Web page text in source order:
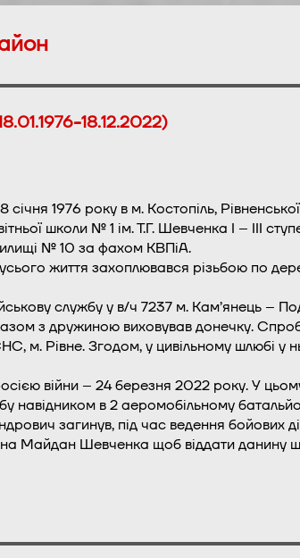
18.12.2022)
1976 року в м. Костопіль,
школи № 1 ім. Т.Г. Шевченка I – III
№ 10 за фахом КВПіА.
життя захоплювався різьбою по
службу у в/ч 7237 м. Кам’янець –
з дружиною виховував донечку.
м. Рівне. Згодом, у цивільному шлюбі у
війни – 24 березня 2022 року. У
навідником в 2 аеромобільному
загинув, під час ведення бойових
на Майдан Шевченка щоб віддати данину